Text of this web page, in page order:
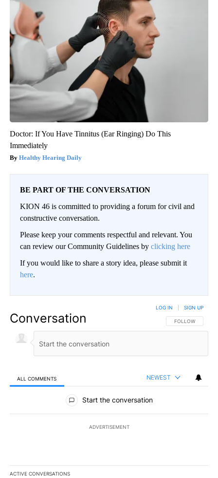
Doctor: If You Have Tinnitus (Ear Ringing) Do This
Immediately
Healthy Hearing Daily
BE PART OF THE CONVERSATION
KION 46 is committed to providing a forum for civil and
constructive conversation.
Please keep your comments respectful and relevant. You
can review our Community Guidelines by clicking here
If you would like to share a story idea, please submit it
here.
Conversation FOLLOW THIS
FOLLOW
LOG IN SIGN UP
ALL COMMENTS NEWEST
All Comments
Start the conversation
ADVERTISEMENT
ACTIVE CONVERSATIONS